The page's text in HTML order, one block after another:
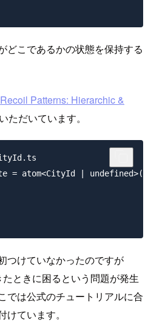
どこであるかの状態を保持する
Recoil Patterns: Hierarchic &
ただいています。
= atom<CityId | undefined>({
つけていなかったのですが
ときに困るという問題が発生
では公式のチュートリアルに合
けています。